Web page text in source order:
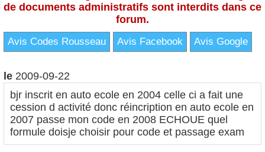
de documents administratifs sont interdits dans ce
forum.
Avis Codes Rousseau Avis Facebook Avis Google
le 2009-09-22
bjr inscrit en auto ecole en 2004 celle ci a fait une
cession d activité donc réincription en auto ecole en
2007 passe mon code en 2008 ECHOUE quel
formule doisje choisir pour code et passage exam